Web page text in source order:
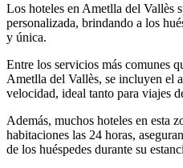
Los hoteles en Ametlla del Vallès
personalizada, brindando a los
y única.
Entre los servicios más comunes
Ametlla del Vallès, se incluyen el
velocidad, ideal tanto para viajes
Además, muchos hoteles en esta
habitaciones las 24 horas,
de los huéspedes durante su